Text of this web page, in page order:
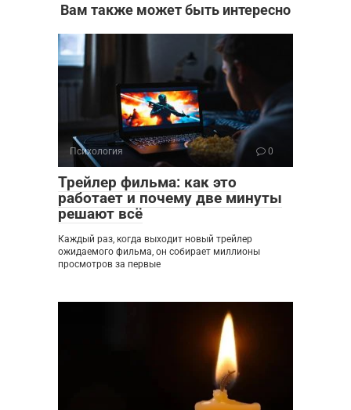
Вам также может быть интересно
Психология 0
Трейлер фильма: как это
работает и почему две минуты
решают всё
Каждый раз, когда выходит новый трейлер
ожидаемого фильма, он собирает миллионы
просмотров за первые